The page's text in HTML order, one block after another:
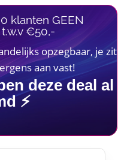
klanten GEEN
€50,-
opzegbaar, je zit
aan vast!
deze deal al
⚡